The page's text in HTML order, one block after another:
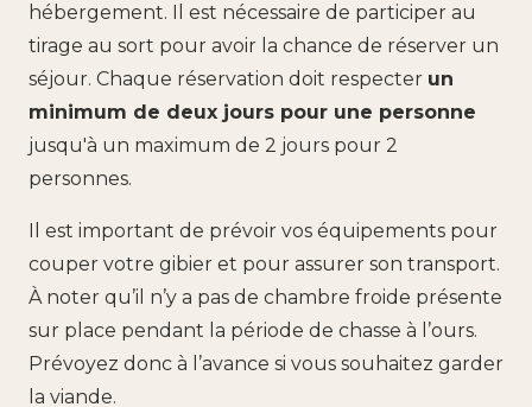
hébergement. Il est nécessaire de participer au
tirage au sort pour avoir la chance de réserver un
séjour. Chaque réservation doit respecter un
minimum de deux jours pour une personne
jusqu'à un maximum de 2 jours pour 2
personnes.
Il est important de prévoir vos équipements pour
couper votre gibier et pour assurer son transport.
À noter qu’il n’y a pas de chambre froide présente
sur place pendant la période de chasse à l’ours.
Prévoyez donc à l’avance si vous souhaitez garder
la viande.